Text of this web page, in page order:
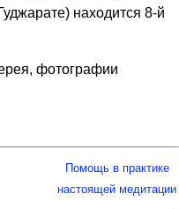
находится 8-й
фотографии
Помощь в практике
настоящей медитации